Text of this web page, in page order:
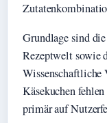
Grundlage sind
Rezeptwelt sowie
Wissenschaftliche
Käsekuchen
primär auf